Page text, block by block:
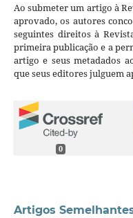
Ao submeter um artigo à
aprovado, os autores
seguintes direitos à
primeira publicação e a
artigo e seus metadados
que seus editores julguem
0
Artigos